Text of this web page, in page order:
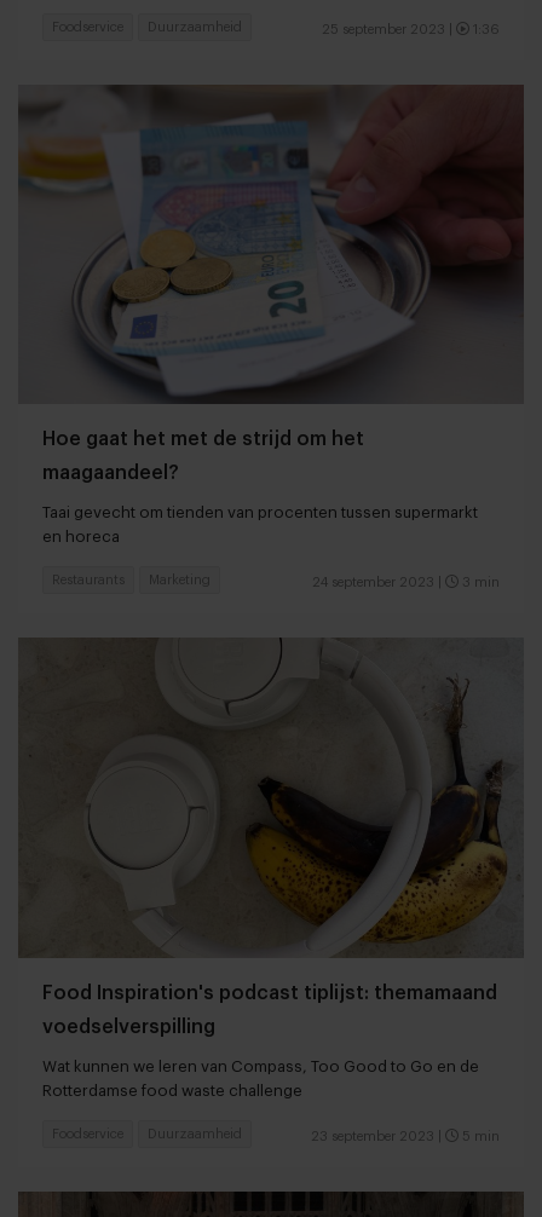
25 september 2023 1:36
Foodservice Duurzaamheid
Hoe gaat het met de strijd om het
maagaandeel?
Taai gevecht om tienden van procenten tussen supermarkt
en horeca
24 september 2023 3 min
Restaurants Marketing
Food Inspiration's podcast tiplijst: themamaand
voedselverspilling
Wat kunnen we leren van Compass, Too Good to Go en de
Rotterdamse food waste challenge
23 september 2023 5 min
Foodservice Duurzaamheid